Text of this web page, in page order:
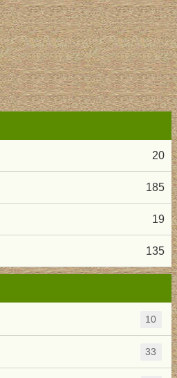
20
185
19
135
10
33